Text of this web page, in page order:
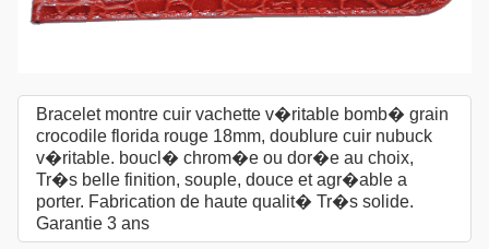
Bracelet montre cuir vachette v�ritable bomb� grain
crocodile florida rouge 18mm, doublure cuir nubuck
v�ritable. boucl� chrom�e ou dor�e au choix,
Tr�s belle finition, souple, douce et agr�able a
porter. Fabrication de haute qualit� Tr�s solide.
Garantie 3 ans